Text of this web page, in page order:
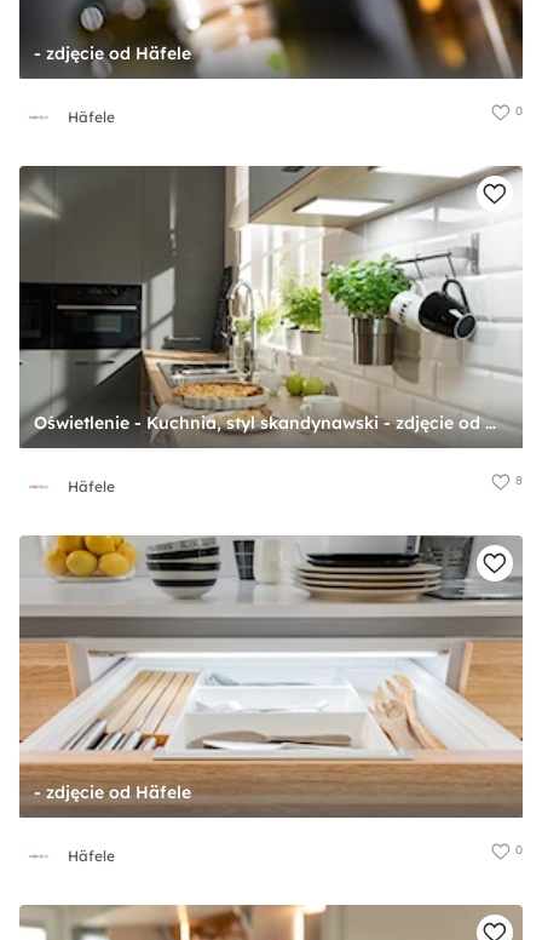
- zdjęcie od Häfele
Häfele 0
Oświetlenie - Kuchnia, styl skandynawski - zdjęcie od Häfele
Häfele 8
- zdjęcie od Häfele
Häfele 0